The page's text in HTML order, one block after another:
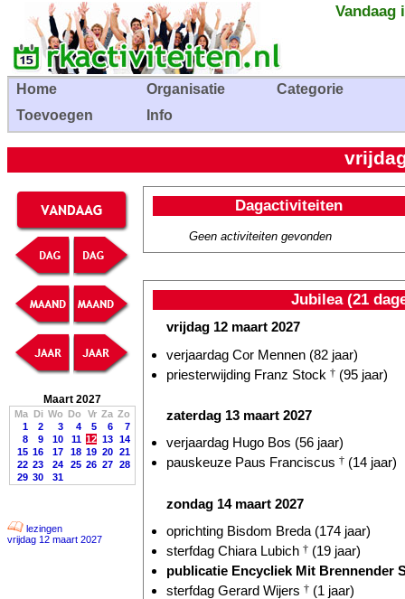
Vandaag
Home Organisatie
Categorie
Toevoegen
Info
Maart 2027
Ma Di Wo Do Vr Za Zo
1
2 3 4 5 6
7
8
9 10 11 12 13 14
15 16 17 18 19 20 21
22 23 24 25 26 27 28
29 30 31
lezingen
vrijdag 12 maart 2027
Dagactiviteiten
Geen activiteiten gevonden
Jubilea (21
vrijdag 12 maart 2027
verjaardag Cor Mennen (82 jaar)
priesterwijding Franz Stock † (95 jaar)
zaterdag 13 maart 2027
verjaardag Hugo Bos (56 jaar)
pauskeuze Paus Franciscus † (14 jaar)
zondag 14 maart 2027
oprichting Bisdom Breda (174 jaar)
sterfdag Chiara Lubich † (19 jaar)
publicatie Encycliek Mit Brennender
sterfdag Gerard Wijers † (1 jaar)